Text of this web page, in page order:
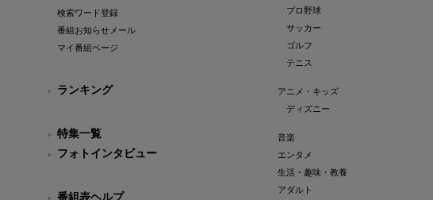
検索ワード登録
番組お知らせメール
マイ番組ページ
ランキング
特集一覧
フォトインタビュー
番組表ヘルプ
プロ野球
サッカー
ゴルフ
テニス
アニメ・キッズ
ディズニー
音楽
エンタメ
生活・趣味・教養
アダルト